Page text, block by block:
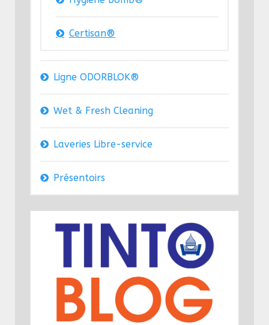
Certisan®
Ligne ODORBLOK®
Wet & Fresh Cleaning
Laveries Libre-service
Présentoirs